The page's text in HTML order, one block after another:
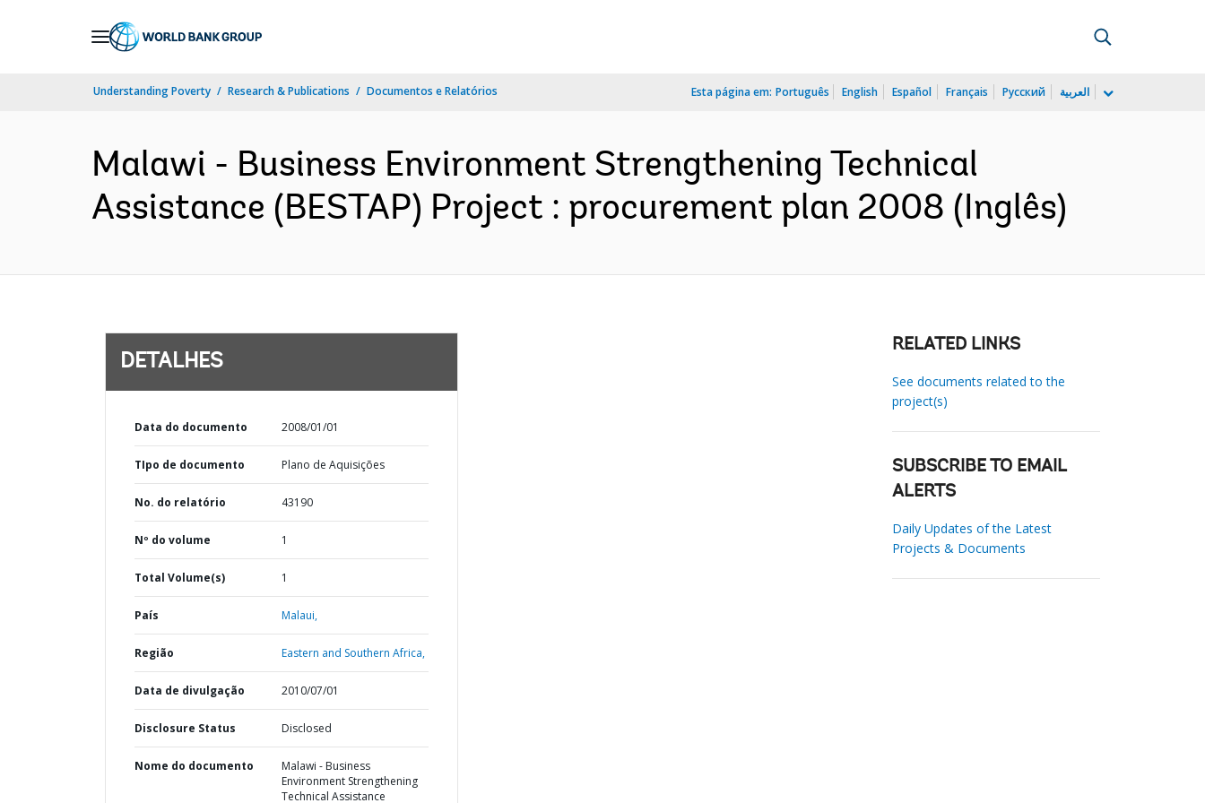
Understanding Poverty Research & Publications Documentos e Relatórios Esta página em: Português English Español Français Русский العربية
Malawi - Business Environment Strengthening Technical
Assistance (BESTAP) Project : procurement plan 2008 (Inglês)
DETALHES
Data do documento 2008/01/01
TIpo de documento Plano de Aquisições
No. do relatório 43190
Nº do volume 1
Total Volume(s) 1
País Malaui,
Região Eastern and Southern Africa,
Data de divulgação 2010/07/01
Disclosure Status Disclosed
Nome do documento
Malawi - Business
Environment Strengthening
Technical Assistance
RELATED LINKS
See documents related to the
project(s)
SUBSCRIBE TO EMAIL
ALERTS
Daily Updates of the Latest
Projects & Documents